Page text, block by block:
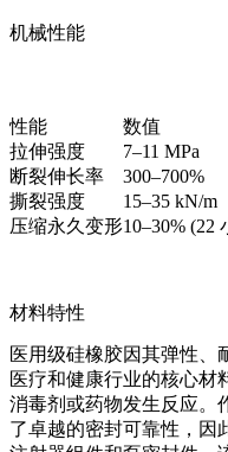
机械性能
性能
数值
拉伸强度
7–11 MPa
断裂伸长率
300–700%
撕裂强度
15–35 kN/m
压缩永久变形10–30% (22
材料特性
医用级硅橡胶因其弹性、
医疗和健康行业的核心材
消毒剂或药物发生反应。
了卓越的密封可靠性，因